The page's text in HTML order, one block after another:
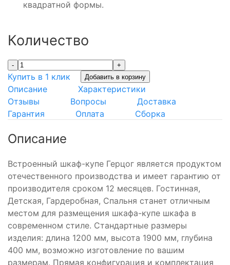
квадратной формы.
Количество
- +
Купить в 1 клик Добавить в корзину
Описание
Характеристики
Отзывы
Вопросы
Доставка
Гарантия
Оплата Сборка
Описание
Встроенный шкаф-купе Герцог является продуктом
отечественного производства и имеет гарантию от
производителя сроком 12 месяцев. Гостинная,
Детская, Гардеробная, Спальня станет отличным
местом для размещения шкафа-купе шкафа в
современном стиле. Стандартные размеры
изделия: длина 1200 мм, высота 1900 мм, глубина
400 мм, возможно изготовление по вашим
размерам. Прямая конфигурация и комплектация